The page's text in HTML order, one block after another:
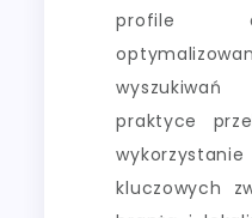
profile
praktyce
kluczowych